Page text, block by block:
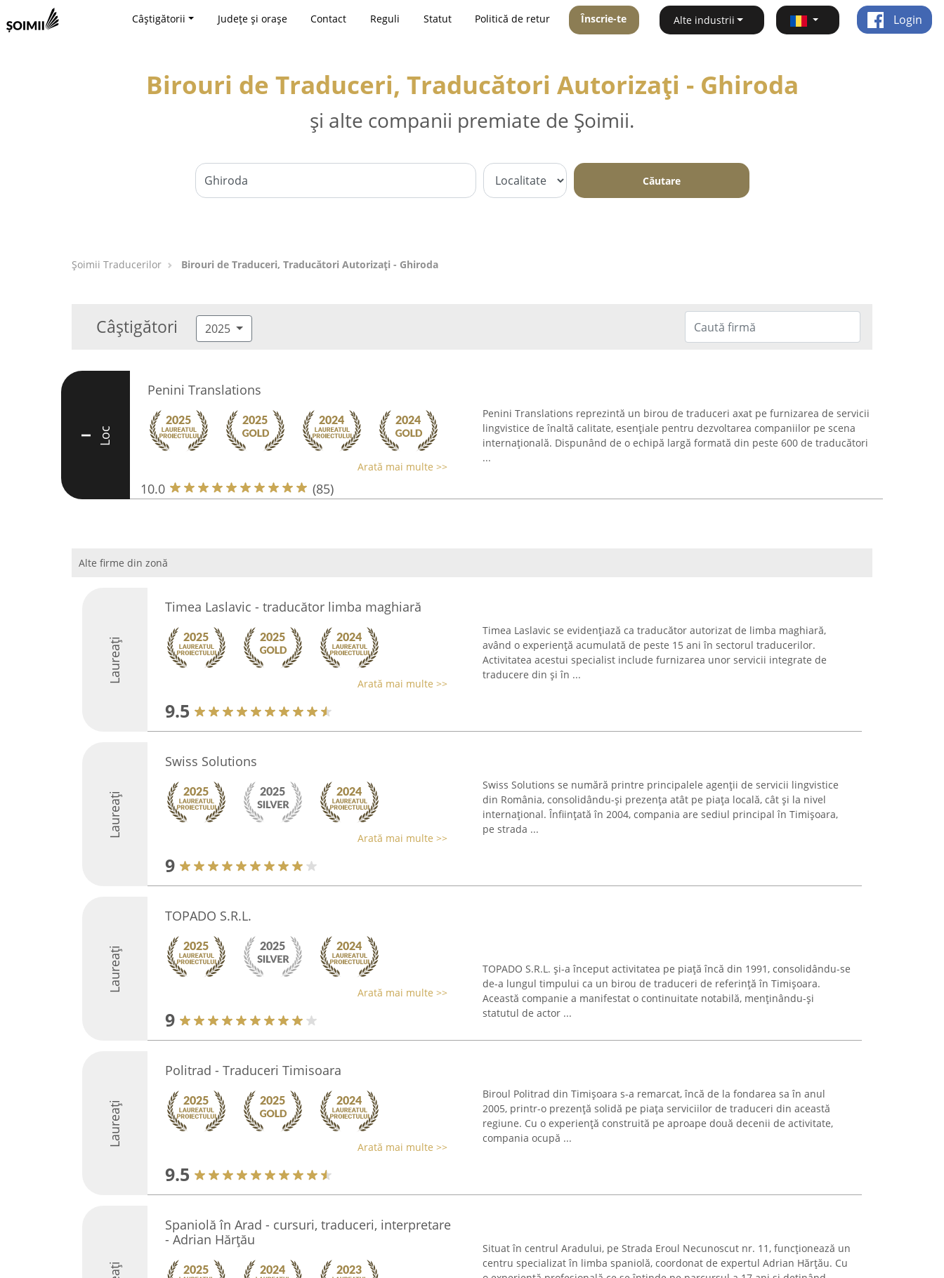
Câștigătorii Județe și orașe Contact Reguli Statut Politică de retur Înscrie-te Alte industrii Login
Birouri de Traduceri, Traducători Autorizați - Ghiroda
și alte companii premiate de Șoimii.
Căutare
Șoimii Traducerilor Birouri de Traduceri, Traducători Autorizați - Ghiroda
Câștigători 2025
I Loc
Penini Translations
Arată mai multe >>
10.0 (85)
Penini Translations reprezintă un birou de traduceri axat pe furnizarea de servicii
lingvistice de înaltă calitate, esențiale pentru dezvoltarea companiilor pe scena
internațională. Dispunând de o echipă largă formată din peste 600 de traducători
...
Alte firme din zonă
Laureați
Timea Laslavic - traducător limba maghiară
Arată mai multe >>
9.5
Timea Laslavic se evidențiază ca traducător autorizat de limba maghiară,
având o experiență acumulată de peste 15 ani în sectorul traducerilor.
Activitatea acestui specialist include furnizarea unor servicii integrate de
traducere din și în ...
Laureați
Swiss Solutions
Arată mai multe >>
9
Swiss Solutions se numără printre principalele agenții de servicii lingvistice
din România, consolidându-și prezența atât pe piața locală, cât și la nivel
internațional. Înființată în 2004, compania are sediul principal în Timișoara,
pe strada ...
Laureați
TOPADO S.R.L.
Arată mai multe >>
9
TOPADO S.R.L. și-a început activitatea pe piață încă din 1991, consolidându-se
de-a lungul timpului ca un birou de traduceri de referință în Timișoara.
Această companie a manifestat o continuitate notabilă, menținându-și
statutul de actor ...
Laureați
Politrad - Traduceri Timisoara
Arată mai multe >>
9.5
Biroul Politrad din Timișoara s-a remarcat, încă de la fondarea sa în anul
2005, printr-o prezență solidă pe piața serviciilor de traduceri din această
regiune. Cu o experiență construită pe aproape două decenii de activitate,
compania ocupă ...
Spaniolă în Arad - cursuri, traduceri, interpretare
- Adrian Hărțău
Situat în centrul Aradului, pe Strada Eroul Necunoscut nr. 11, funcționează un
centru specializat în limba spaniolă, coordonat de expertul Adrian Hărțău. Cu